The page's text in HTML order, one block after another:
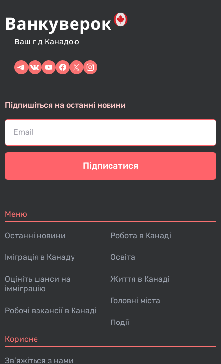
Ваш гід Канадою
Підпишіться на останні новини
Підписатися
Меню
Останні новини
Іміграція в Канаду
Оцініть шанси на
імміграцію
Робочі вакансії в Канаді
Робота в Канаді
Освіта
Життя в Канаді
Головні міста
Події
Корисне
Зв’яжіться з нами